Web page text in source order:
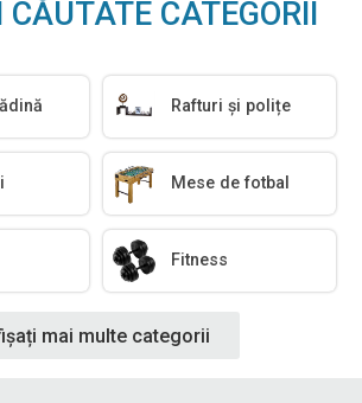
CATEGORII
Rafturi și polițe
Mese de fotbal
Fitness
mai multe categorii